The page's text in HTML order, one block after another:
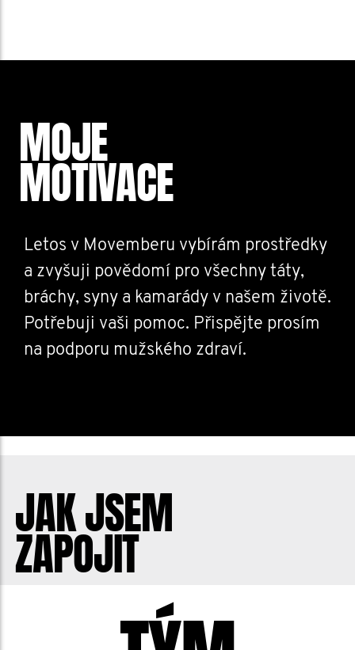
MOJE
MOTIVACE
Letos v Movemberu vybírám prostředky
a zvyšuji povědomí pro všechny táty,
bráchy, syny a kamarády v našem životě.
Potřebuji vaši pomoc. Přispějte prosím
na podporu mužského zdraví.
JAK JSEM
ZAPOJIT